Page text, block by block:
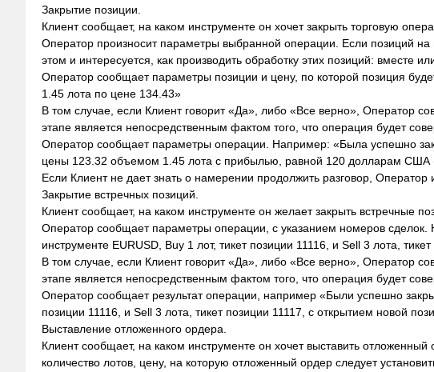
Закрытие позиции.
Клиент сообщает, на каком инструменте он хочет закрыть торговую
Оператор произносит параметры выбранной операции. Если позиций
этом и интересуется, как производить обработку этих позиций: вместе
Оператор сообщает параметры позиции и цену, по которой позиция
1.45 лота по цене 134.43»
В том случае, если Клиент говорит «Да», либо «Все верно», Оператор
этапе является непосредственным фактом того, что операция будет
Оператор сообщает параметры операции. Например: «Была успешно
цены 123.32 объемом 1.45 лота с прибылью, равной 120 долларам США
Если Клиент не дает знать о намерении продолжить разговор,
Закрытие встречных позиций.
Клиент сообщает, на каком инструменте он желает закрыть встречные
Оператор сообщает параметры операции, с указанием номеров сделок.
инструменте EURUSD, Buy 1 лот, тикет позиции 11116, и Sell 3 лота,
В том случае, если Клиент говорит «Да», либо «Все верно», Оператор
этапе является непосредственным фактом того, что операция будет
Оператор сообщает результат операции, например «Были успешно
позиции 11116, и Sell 3 лота, тикет позиции 11117, с открытием новой
Выставление отложенного ордера.
Клиент сообщает, на каком инструменте он хочет выставить
количество лотов, цену, на которую отложенный ордер следует